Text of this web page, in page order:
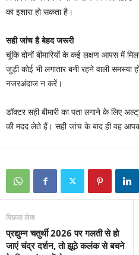
का इशारा हो सकता है।
सही जांच है बेहद जरूरी
चूंकि दोनों बीमारियों के कई लक्षण आपस में
जुड़ी कोई भी लगातार बनी रहने वाली
नजरअंदाज न करें।
डॉक्टर सही बीमारी का पता लगाने के लिए
की मदद लेते हैं। सही जांच के बाद ही वह
पिछला लेख
प्रद्युम्न चतुर्थी 2026 पर गलती से हो
जाएं चंद्र दर्शन, तो झूठे कलंक से बचने